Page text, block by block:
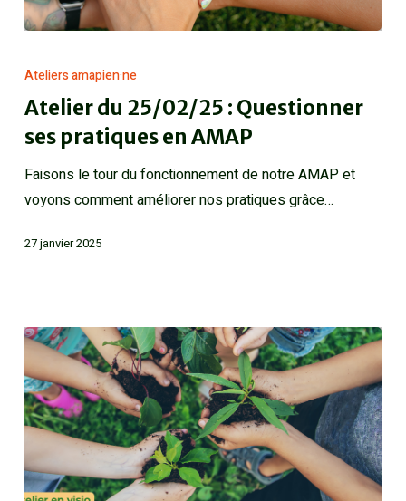
Ateliers amapien·ne
Atelier du 25/02/25 : Questionner
ses pratiques en AMAP
Faisons le tour du fonctionnement de notre AMAP et
voyons comment améliorer nos pratiques grâce…
27 janvier 2025